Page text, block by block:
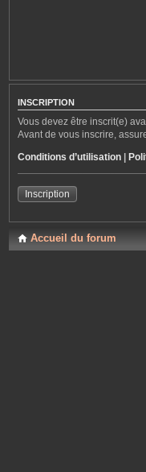
INSCRIPTION
Vous devez être inscrit(e)
Avant de vous inscrire,
Conditions d’utilisation |
Inscription
Accueil du forum